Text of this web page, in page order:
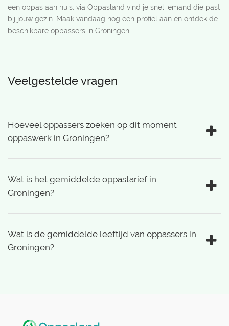
een oppas aan huis, via Oppasland vind je snel iemand die past
bij jouw gezin. Maak vandaag nog een profiel aan en ontdek de
beschikbare oppassers in Groningen.
Veelgestelde vragen
Hoeveel oppassers zoeken op dit moment
oppaswerk in Groningen?
Wat is het gemiddelde oppastarief in
Groningen?
Wat is de gemiddelde leeftijd van oppassers in
Groningen?